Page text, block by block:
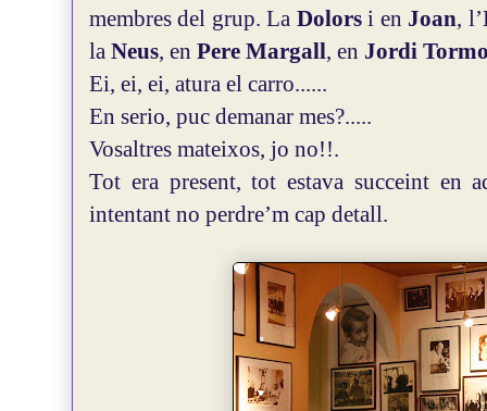
membres del grup. La Dolorsi en Joan, l’
la Neus, en Pere Margall, en Jordi
Ei, ei, ei, atura el carro......
En serio, puc demanar mes?.....
Vosaltres mateixos, jo no!!.
Tot era present, tot estava succeint
intentant no perdre’m cap detall.